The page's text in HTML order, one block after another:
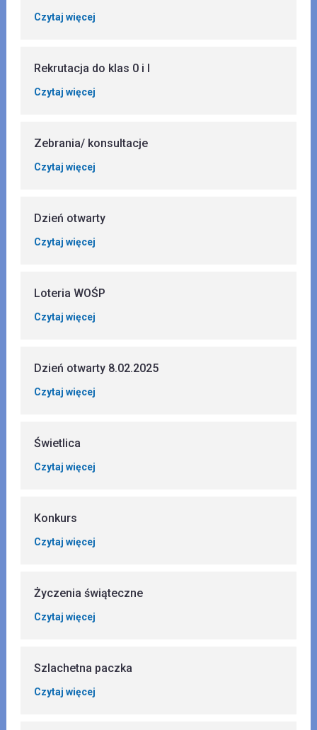
Czytaj więcej
Rekrutacja do klas 0 i I
Czytaj więcej
Zebrania/ konsultacje
Czytaj więcej
Dzień otwarty
Czytaj więcej
Loteria WOŚP
Czytaj więcej
Dzień otwarty 8.02.2025
Czytaj więcej
Świetlica
Czytaj więcej
Konkurs
Czytaj więcej
Życzenia świąteczne
Czytaj więcej
Szlachetna paczka
Czytaj więcej